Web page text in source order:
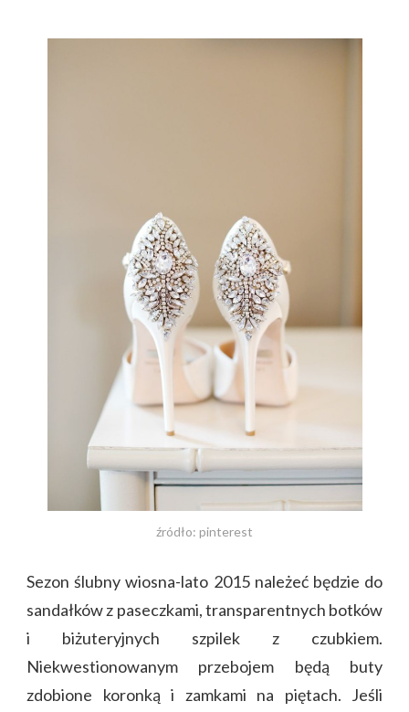
ŚLUBNE
źródło: pinterest
Sezon ślubny wiosna-lato 2015 należeć będzie do
sandałków z paseczkami, transparentnych botków
i biżuteryjnych szpilek z czubkiem.
Niekwestionowanym przebojem będą buty
zdobione koronką i zamkami na piętach. Jeśli